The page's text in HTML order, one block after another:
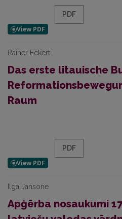
PDF
Rainer Eckert
Das erste litauische
Raum
PDF
Ilga Jansone
Apģērba nosaukumi